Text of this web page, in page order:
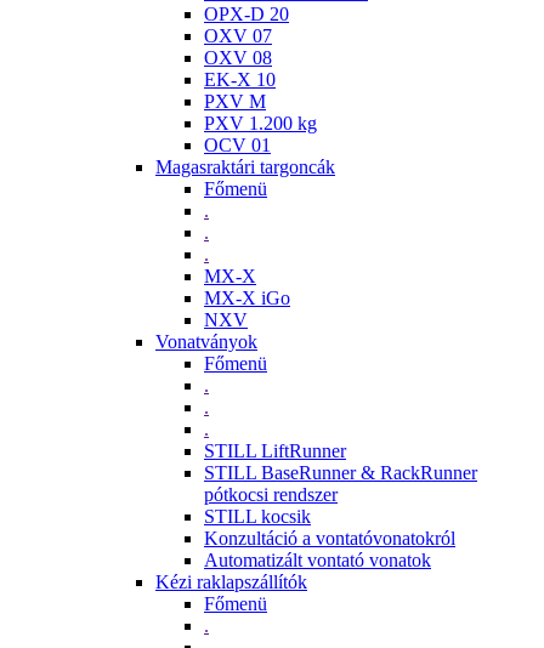
OPX-D 20
OXV 07
OXV 08
EK-X 10
PXV M
PXV 1.200 kg
OCV 01
Magasraktári targoncák
Főmenü
.
.
.
MX-X
MX-X iGo
NXV
Vonatványok
Főmenü
.
.
.
STILL LiftRunner
STILL BaseRunner & RackRunner
pótkocsi rendszer
STILL kocsik
Konzultáció a vontatóvonatokról
Automatizált vontató vonatok
Kézi raklapszállítók
Főmenü
.